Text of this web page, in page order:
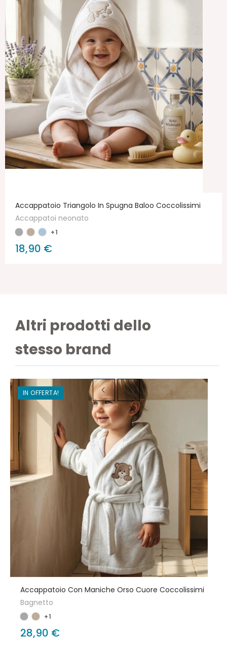
Accappatoio Triangolo In Spugna Baloo Coccolissimi
Accappatoi neonato
+1
18,90 €
Altri prodotti dello
stesso brand
IN OFFERTA!
Accappatoio Con Maniche Orso Cuore Coccolissimi
Bagnetto
+1
28,90 €